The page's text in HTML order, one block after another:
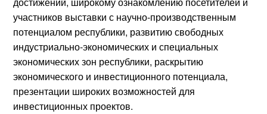
участников выставки с научно-производственным
потенциалом республики, развитию свободных
индустриально-экономических и специальных
экономических зон республики, раскрытию
экономического и инвестиционного потенциала,
презентации широких возможностей для
инвестиционных проектов.